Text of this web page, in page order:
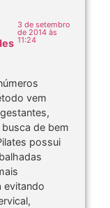
3 de setembro
de 2014 às
11:24
vem
de bem
possui
evitando